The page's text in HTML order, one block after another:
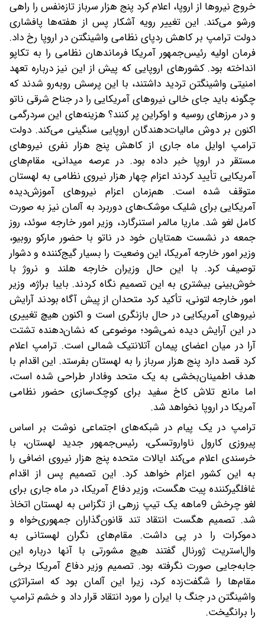
خروج نیروها از اروپا، اعلام کرد پنج هزار سرباز تازه‌نفس را راهی
ورشو می‌کند. این تغییر رویه آشکار پس از هفته‌ها پافشاری
دولت ترامپ بر کاهش ردپای نظامی واشینگتن در اروپا رخ داد.
فرمان اولیه رئیس‌جمهور آمریکا فرماندهان نظامی را به تکاپو
انداخته بود. کشورهای اروپایی که پیش از این نیز درباره تعهد
امنیتی واشینگتن تردید داشتند، با این پرسش روبه‌رو شدند که
چگونه باید جای خالی نیروهای آمریکایی را در جناح شرقی ناتو
و در مرزهای روسیه و اوکراین پر کنند؟ هزینه‌های این سردرگمی
اکنون بر دوش مالیات‌دهندگان اروپایی سنگینی می‌کند. دولت
ترامپ اوایل ماه جاری از کاهش پنج هزار نفری نیروهای
مستقر در اروپا خبر داده بود. در عرصه میدانی، مقام‌های
آمریکایی تأیید کردند اعزام چهار هزار نیروی نظامی به لهستان
متوقف شده است. هم‌زمان اعزام نیروهای آموزش‌دیده
آمریکایی برای شلیک موشک‌های دوربرد به آلمان نیز به صورت
کامل لغو شد. ماریا مالمر استنرگارد، وزیر امور خارجه سوئد، روز
جمعه در نشست همتایان خود در ناتو با حضور مارکو روبیو،
وزیر امور خارجه آمریکا، این وضعیت را بسیار گیج‌کننده و دشوار
توصیف کرد. با این حال وزیران خارجه هلند و نروژ با
خوش‌بینی بیشتری به این تصمیم نگاه کردند. بایبا براژه، وزیر
امور خارجه لتونی، تأکید کرد متحدان از پیش آگاه بودند آرایش
نیروهای آمریکایی در حال بازنگری است و اکنون هیچ تغییری
در این آرایش دیده نمی‌شود؛ موضوعی که نشان‌دهنده تشتت
آرا در میان اعضای پیمان آتلانتیک شمالی است. ترامپ اعلام
کرد قصد دارد پنج هزار سرباز را به لهستان بفرستد. این اقدام با
هدف اطمینان‌بخشی به یک متحد وفادار طراحی شده است،
اما مانع تلاش کاخ سفید برای کوچک‌سازی حضور نظامی
آمریکا در اروپا نخواهد شد.
ترامپ در یک پیام در شبکه‌های اجتماعی نوشت بر اساس
پیروزی کارول ناواروتسکی، رئیس‌جمهور جدید لهستان، با
خرسندی اعلام می‌کند ایالات متحده پنج هزار نیروی اضافی را
به این کشور اعزام خواهد کرد. این تصمیم پس از اقدام
غافلگیرکننده پیت هگست، وزیر دفاع آمریکا، در ماه جاری برای
لغو چرخش 9‌ماهه یک تیپ زرهی از تگزاس به لهستان اتخاذ
شد. تصمیم هگست انتقاد تند قانون‌گذاران جمهوری‌خواه و
دموکرات را در پی داشت. مقام‌های نگران لهستانی به
وال‌استریت ژورنال گفتند هیچ مشورتی با آنها درباره این
جابه‌جایی صورت نگرفته بود. تصمیم وزیر دفاع آمریکا برخی
مقام‌ها را شگفت‌زده کرد، زیرا این آلمان بود که استراتژی
واشینگتن در جنگ با ایران را مورد انتقاد قرار داد و خشم ترامپ
را برانگیخت.